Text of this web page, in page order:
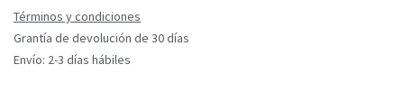
Términos y condiciones
Grantía de devolución de 30 días
Envío: 2-3 días hábiles